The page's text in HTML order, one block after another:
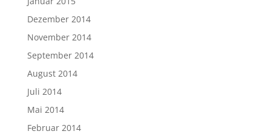
Dezember 2014
November 2014
September 2014
August 2014
Juli 2014
Mai 2014
Februar 2014